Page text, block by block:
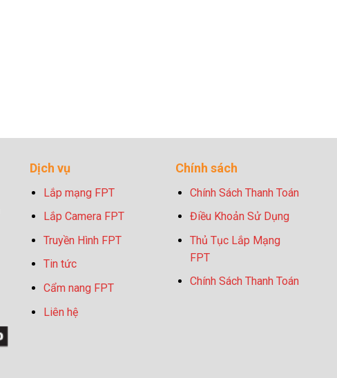
Dịch vụ
Lắp mạng FPT
Lắp Camera FPT
Truyền Hình FPT
Tin tức
Cẩm nang FPT
Liên hệ
Chính sách
Chính Sách Thanh Toán
Điều Khoản Sử Dụng
Thủ Tục Lắp Mạng
FPT
Chính Sách Thanh Toán